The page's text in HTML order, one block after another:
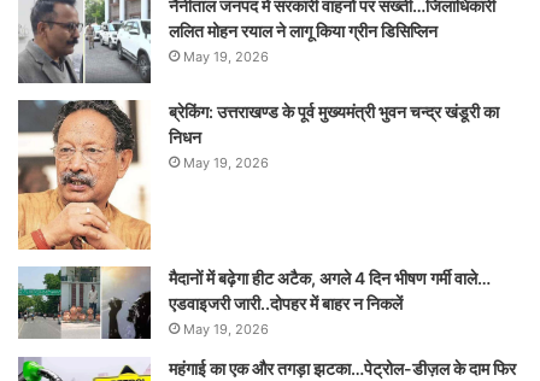
नैनीताल जनपद में सरकारी वाहनों पर सख्ती…जिलाधिकारी
ललित मोहन रयाल ने लागू किया ग्रीन डिसिप्लिन
May 19, 2026
ब्रेकिंग: उत्तराखण्ड के पूर्व मुख्यमंत्री भुवन चन्द्र खंडूरी का
निधन
May 19, 2026
मैदानों में बढ़ेगा हीट अटैक, अगले 4 दिन भीषण गर्मी वाले…
एडवाइजरी जारी..दोपहर में बाहर न निकलें
May 19, 2026
महंगाई का एक और तगड़ा झटका…पेट्रोल-डीज़ल के दाम फिर